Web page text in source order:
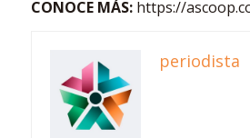
CONOCE MÁS: https://
periodista